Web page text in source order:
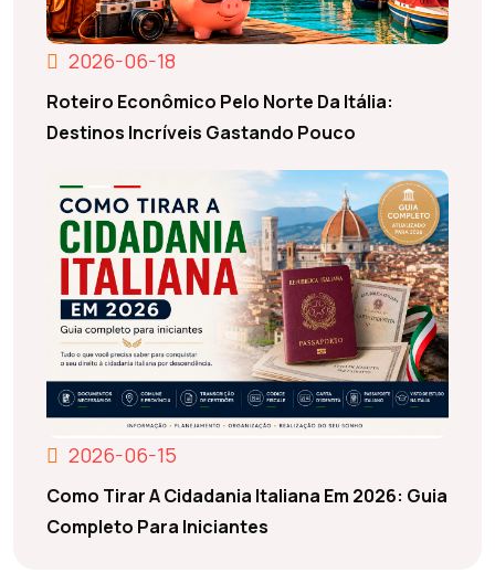
2026-06-18
Roteiro Econômico Pelo Norte Da Itália:
Destinos Incríveis Gastando Pouco
2026-06-15
Como Tirar A Cidadania Italiana Em 2026: Guia
Completo Para Iniciantes